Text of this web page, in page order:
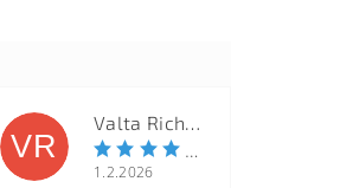
VR
1.2.2026